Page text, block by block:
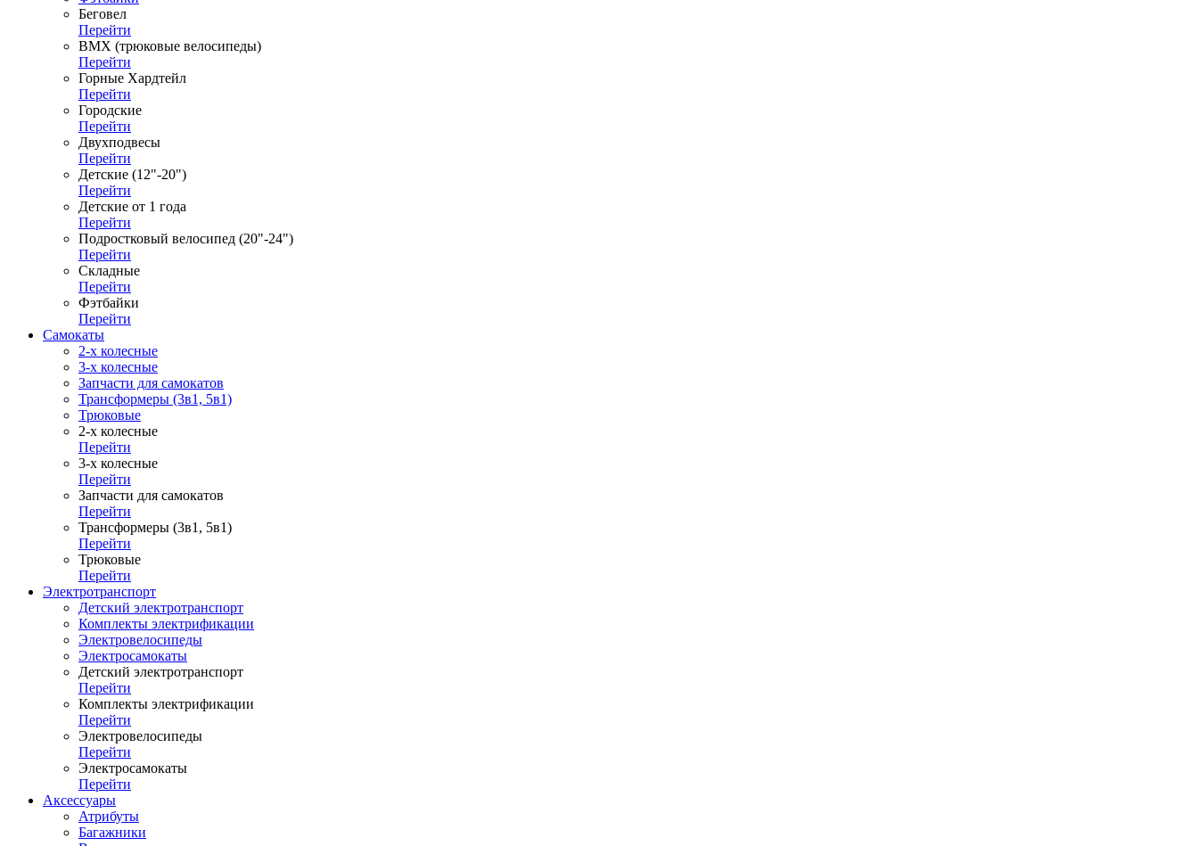
Беговел
Перейти
ВМХ (трюковые велосипеды)
Перейти
Горные Хардтейл
Перейти
Городские
Перейти
Двухподвесы
Перейти
Детские (12"-20")
Перейти
Детские от 1 года
Перейти
Подростковый велосипед (20"-24")
Перейти
Складные
Перейти
Фэтбайки
Перейти
Самокаты
2-х колесные
3-х колесные
Запчасти для самокатов
Трансформеры (3в1, 5в1)
Трюковые
2-х колесные
Перейти
3-х колесные
Перейти
Запчасти для самокатов
Перейти
Трансформеры (3в1, 5в1)
Перейти
Трюковые
Перейти
Электротранспорт
Детский электротранспорт
Комплекты электрификации
Электровелосипеды
Электросамокаты
Детский электротранспорт
Перейти
Комплекты электрификации
Перейти
Электровелосипеды
Перейти
Электросамокаты
Перейти
Аксессуары
Атрибуты
Багажники